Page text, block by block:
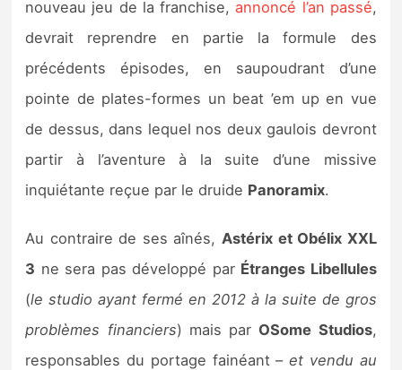
Précommandes
Précommandes jeux Switch 2
Bons plans
nouveau jeu de la franchise,annoncé l’an passé,
devrait reprendre en partie la formule des
précédents épisodes, en saupoudrant d’une
pointe de plates-formes un beat ’em up en vue
de dessus, dans lequel nos deux gaulois devront
partir à l’aventure à la suite d’une missive
inquiétante reçue par le druide Panoramix.
Au contraire de ses aînés, Astérix et Obélix XXL
3 ne sera pas développé par Étranges Libellules
(le studio ayant fermé en 2012 à la suite de gros
problèmes financiers) mais par OSome Studios,
responsables du portage fainéant –et vendu au